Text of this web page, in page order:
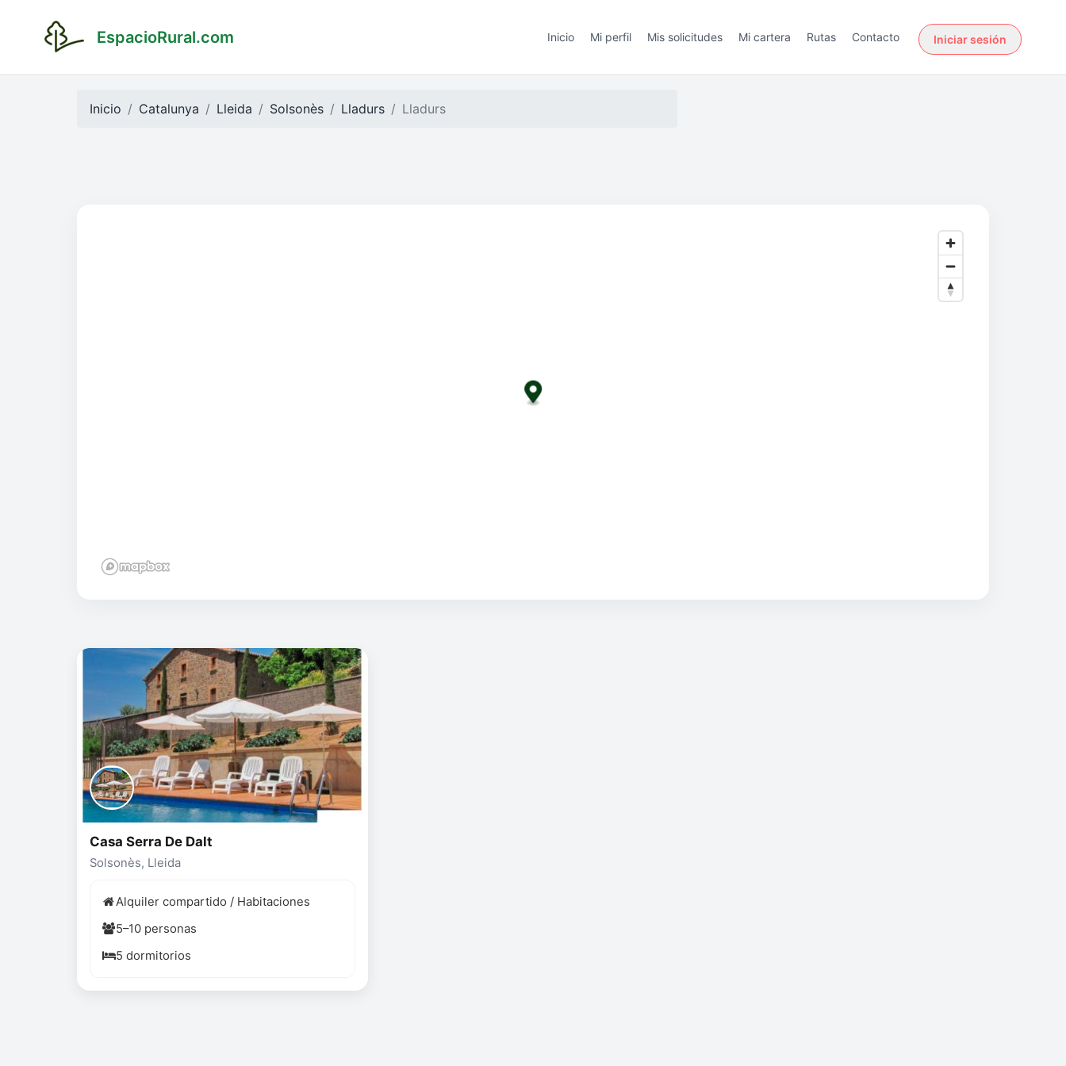
EspacioRural.com Inicio Mi perfil Mis solicitudes Mi cartera Rutas Contacto Iniciar sesión
Inicio Catalunya Lleida Solsonès Lladurs Lladurs
Casa Serra De Dalt
Solsonès, Lleida
Alquiler compartido / Habitaciones
5–10 personas
5 dormitorios